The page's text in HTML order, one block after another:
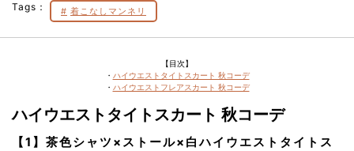
Tags： 着こなしマンネリ
【目次】
・ ハイウエストタイトスカート 秋コーデ
・ ハイウエストフレアスカート 秋コーデ
ハイウエストタイトスカート 秋コーデ
【1】茶色シャツ×ストール×白ハイウエストタイトス